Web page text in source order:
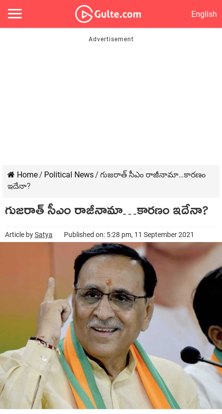
English
Home/ Political News/ గుజరాత్ సీఎం రాజీనామా…కారణం
ఇదేనా?
గుజరాత్ సీఎం రాజీనామా…కారణం ఇదేనా?
Article bySatya Published on: 5:28 pm, 11 September 2021